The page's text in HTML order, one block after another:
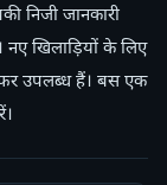
निजी जानकारी
नए खिलाड़ियों के लिए
उपलब्ध हैं। बस एक